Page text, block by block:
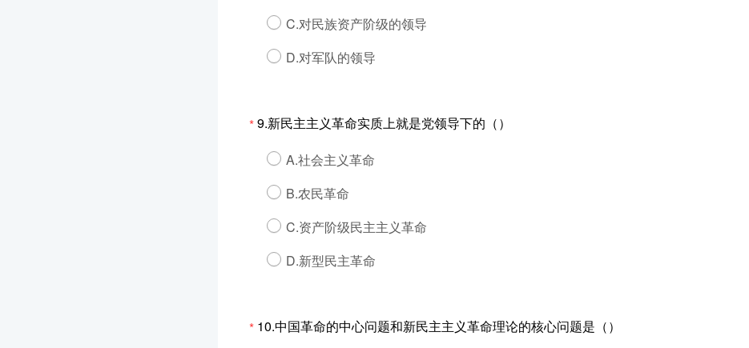
C.对民族资产阶级的领导
D.对军队的领导
*9.新民主主义革命实质上就是党领导下的（）
A.社会主义革命
B.农民革命
C.资产阶级民主主义革命
D.新型民主革命
* 10.中国革命的中心问题和新民主主义革命理论的核心问题是（）